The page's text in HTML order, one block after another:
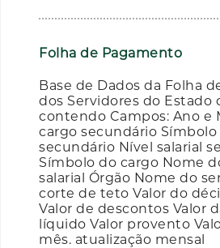
Folha de Pagamento
Base de Dados da Folha
dos Servidores do Estado
contendo Campos: Ano e
cargo secundário Símbolo
secundário Nível salarial
Símbolo do cargo Nome
salarial Órgão Nome do
corte de teto Valor do
Valor de descontos Valor
líquido Valor provento
mês. atualização mensal